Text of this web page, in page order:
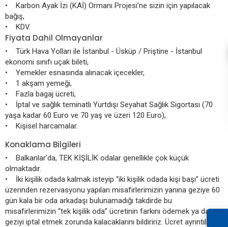
• Karbon Ayak İzi (KAİ) Ormanı Projesi’ne sizin için yapılacak
bağış,
• KDV.
Fiyata Dahil Olmayanlar
• Türk Hava Yolları ile İstanbul - Üsküp / Priştine - İstanbul
ekonomi sınıfı uçak bileti,
• Yemekler esnasında alınacak içecekler,
• 1 akşam yemeği,
• Fazla bagaj ücreti,
• İptal ve sağlık teminatlı Yurtdışı Seyahat Sağlık Sigortası (70
yaşa kadar 60 Euro ve 70 yaş ve üzeri 120 Euro),
• Kişisel harcamalar.
Konaklama Bilgileri
• Balkanlar’da, TEK KİŞİLİK odalar genellikle çok küçük
olmaktadır.
• İki kişilik odada kalmak isteyip “iki kişilik odada kişi başı” ücreti
üzerinden rezervasyonu yapılan misafirlerimizin yanına geziye 60
gün kala bir oda arkadaşı bulunamadığı takdirde bu
misafirlerimizin “tek kişilik oda” ücretinin farkını ödemek ya da
geziyi iptal etmek zorunda kalacaklarını bildiririz. Ücret ayrıntıları